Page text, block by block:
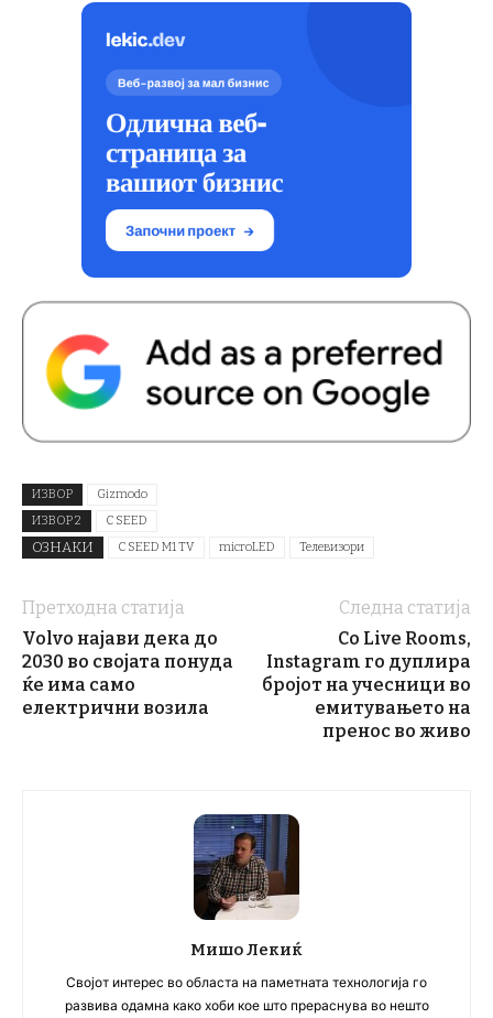
ИЗВОР
Gizmodo
ИЗВОР 2
C SEED
ОЗНАКИ C SEED M1 TV microLED Телевизори
Претходна статија
Volvo најави дека до
2030 во својата понуда
ќе има само
електрични возила
Следна статија
Со Live Rooms,
Instagram го дуплира
бројот на учесници во
емитувањето на
пренос во живо
Мишо Лекиќ
Својот интерес во областа на паметната технологија го
развива одамна како хоби кое што прераснува во нешто